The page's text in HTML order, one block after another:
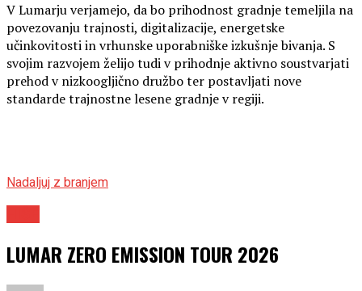
V Lumarju verjamejo, da bo prihodnost gradnje temeljila na
povezovanju trajnosti, digitalizacije, energetske
učinkovitosti in vrhunske uporabniške izkušnje bivanja. S
svojim razvojem želijo tudi v prihodnje aktivno soustvarjati
prehod v nizkoogljično družbo ter postavljati nove
standarde trajnostne lesene gradnje v regiji.
Nadaljuj z branjem
LUMAR ZERO EMISSION TOUR 2026